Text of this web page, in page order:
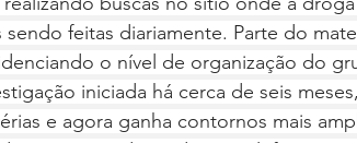
feitas diariamente. Parte do
o nível de organização do
iniciada há cerca de seis
e agora ganha contornos mais